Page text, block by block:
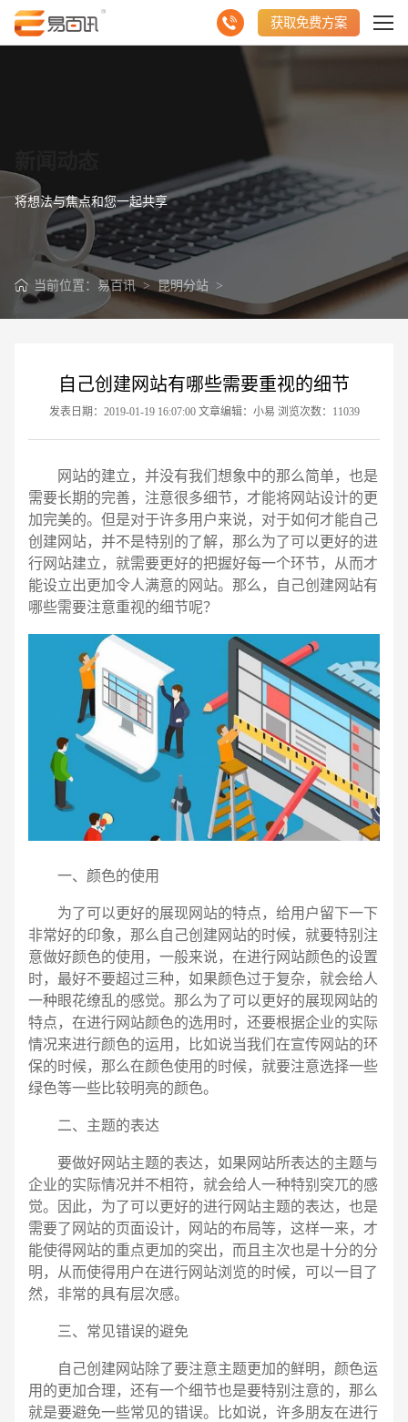
获取免费方案
将想法与焦点和您一起共享
当前位置： 易百讯>昆明分站>
自己创建网站有哪些需要重视的细节
发表日期：2019-01-19 16:07:00 文章编辑：小易 浏览次数：11039
网站的建立，并没有我们想象中的那么简单，也是
需要长期的完善，注意很多细节，才能将网站设计的更
加完美的。但是对于许多用户来说，对于如何才能自己
创建网站，并不是特别的了解，那么为了可以更好的进
行网站建立，就需要更好的把握好每一个环节，从而才
能设立出更加令人满意的网站。那么，自己创建网站有
哪些需要注意重视的细节呢？
一、颜色的使用
为了可以更好的展现网站的特点，给用户留下一下
非常好的印象，那么自己创建网站的时候，就要特别注
意做好颜色的使用，一般来说，在进行网站颜色的设置
时，最好不要超过三种，如果颜色过于复杂，就会给人
一种眼花缭乱的感觉。那么为了可以更好的展现网站的
特点，在进行网站颜色的选用时，还要根据企业的实际
情况来进行颜色的运用，比如说当我们在宣传网站的环
保的时候，那么在颜色使用的时候，就要注意选择一些
绿色等一些比较明亮的颜色。
二、主题的表达
要做好网站主题的表达，如果网站所表达的主题与
企业的实际情况并不相符，就会给人一种特别突兀的感
觉。因此，为了可以更好的进行网站主题的表达，也是
需要了网站的页面设计，网站的布局等，这样一来，才
能使得网站的重点更加的突出，而且主次也是十分的分
明，从而使得用户在进行网站浏览的时候，可以一目了
然，非常的具有层次感。
三、常见错误的避免
自己创建网站除了要注意主题更加的鲜明，颜色运
用的更加合理，还有一个细节也是要特别注意的，那么
就是要避免一些常见的错误。比如说，许多朋友在进行
请输入您的公司名称 名字